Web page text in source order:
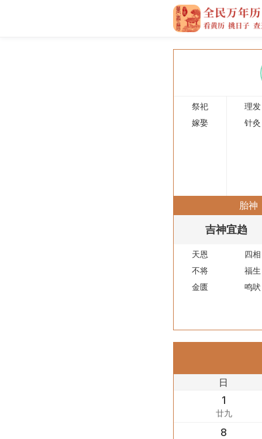
祭祀
理发
嫁娶
针灸
胎神
吉神宜趋
天恩
四相
不将
福生
金匮
鸣吠
日
1
廿九
8